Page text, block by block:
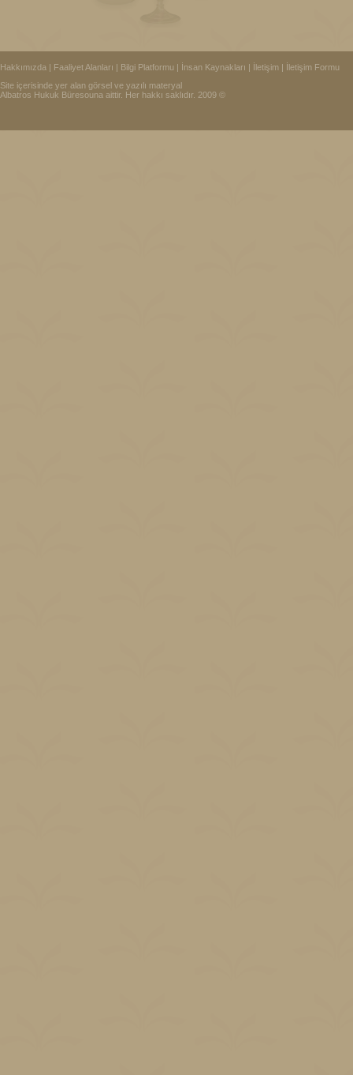
Hakkımızda | Faaliyet Alanları | Bilgi Platformu | İnsan Kaynakları | İletişim | İletişim Formu
Site içerisinde yer alan görsel ve yazılı materyal
Albatros Hukuk Büresouna aittir. Her hakkı saklıdır. 2009 ©